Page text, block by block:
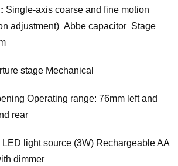
Single-axis coarse and fine motion
adjustment) Abbe capacitor Stage
stage Mechanical
Operating range: 76mm left and
rear
LED light source (3W) Rechargeable AA
dimmer